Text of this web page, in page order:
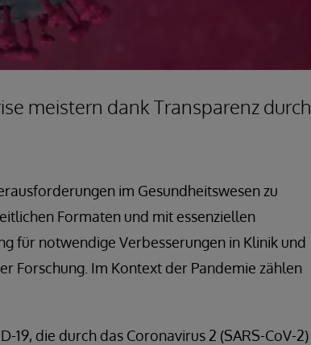
meistern dank Transparenz durch
im Gesundheitswesen zu
Formaten und mit essenziellen
für notwendige Verbesserungen in Klinik und
Forschung. Im Kontext der Pandemie zählen
19, die durch das Coronavirus 2 (SARS-CoV-2)